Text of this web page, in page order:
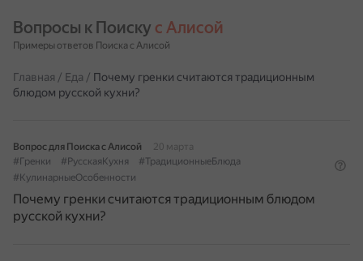
Вопросы к Поиску с Алисой
Примеры ответов Поиска с Алисой
Главная / Еда / Почему гренки считаются традиционным
блюдом русской кухни?
Вопрос для Поиска с Алисой
20 марта
#Гренки
#РусскаяКухня
#ТрадиционныеБлюда
#КулинарныеОсобенности
Почему гренки считаются традиционным блюдом
русской кухни?